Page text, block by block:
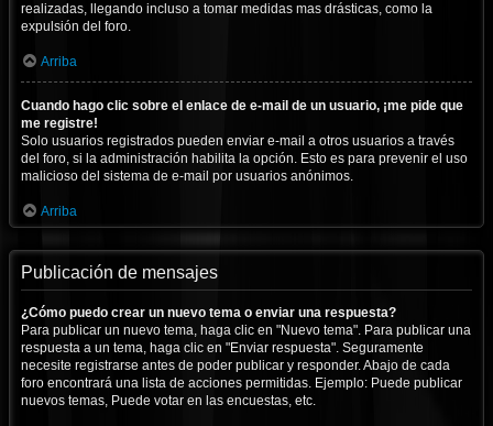
realizadas, llegando incluso a tomar medidas mas drásticas, como la
expulsión del foro.
Arriba
Cuando hago clic sobre el enlace de e-mail de un usuario, ¡me pide que
me registre!
Solo usuarios registrados pueden enviar e-mail a otros usuarios a través
del foro, si la administración habilita la opción. Esto es para prevenir el uso
malicioso del sistema de e-mail por usuarios anónimos.
Arriba
Publicación de mensajes
¿Cómo puedo crear un nuevo tema o enviar una respuesta?
Para publicar un nuevo tema, haga clic en "Nuevo tema". Para publicar una
respuesta a un tema, haga clic en "Enviar respuesta". Seguramente
necesite registrarse antes de poder publicar y responder. Abajo de cada
foro encontrará una lista de acciones permitidas. Ejemplo: Puede publicar
nuevos temas, Puede votar en las encuestas, etc.